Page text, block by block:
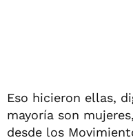
Eso hicieron ellas,
mayoría son
desde los